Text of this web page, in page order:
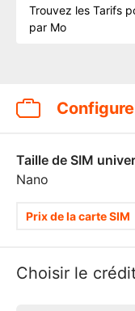
Trouvez les Tarifs
par Mo
Taille de SIM
Nano
Prix de la carte SIM
Choisir le